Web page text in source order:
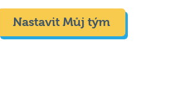
Nastavit Můj tým